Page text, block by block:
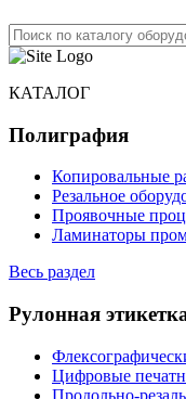
КАТАЛОГ
Полиграфия
Копировальные
Резальное
Проявочные
Ламинаторы
Весь раздел
Рулонная
Цифровые
Продольно-